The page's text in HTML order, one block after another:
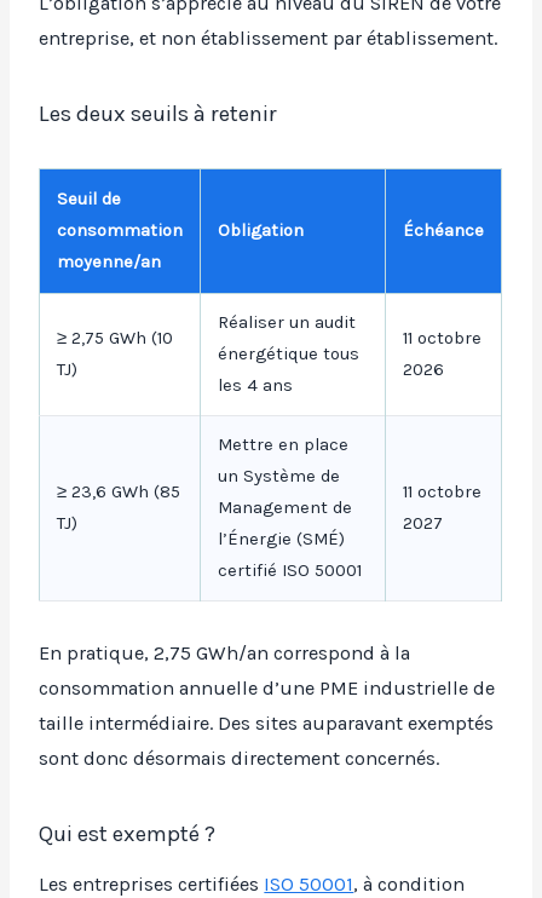
entreprise, et non établissement par établissement.
Les deux seuils à retenir
Seuil de
consommation
moyenne/an
Obligation Échéance
≥ 2,75 GWh (10
TJ)
Réaliser un audit
énergétique tous
les 4 ans
11 octobre
2026
≥ 23,6 GWh (85
TJ)
Mettre en place
un Système de
Management de
l’Énergie (SMÉ)
certifié ISO 50001
11 octobre
2027
En pratique, 2,75 GWh/an correspond à la
consommation annuelle d’une PME industrielle de
taille intermédiaire. Des sites auparavant exemptés
sont donc désormais directement concernés.
Qui est exempté ?
Les entreprises certifiées ISO 50001, à condition